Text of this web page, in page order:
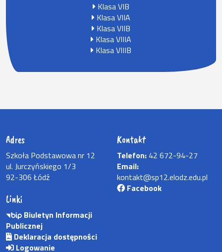
Klasa VIB
Klasa VIIA
Klasa VIIB
Klasa VIIIA
Klasa VIIIB
Adres
Szkoła Podstawowa nr 12
ul. Jurczyńskiego 1/3
92-306 Łódź
Kontakt
Telefon: 42 672-94-27
Email:
kontakt@sp12.elodz.edu.pl
Facebook
Linki
Biuletyn Informacji
Publicznej
Deklaracja dostępności
Logowanie